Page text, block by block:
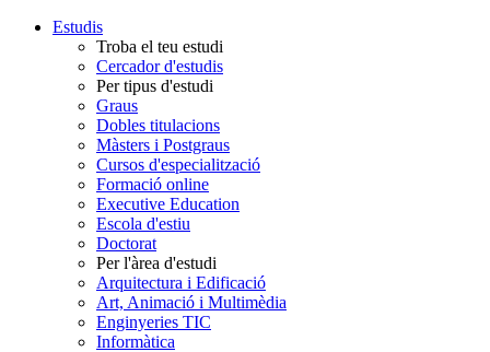
Estudis
Troba el teu estudi
Cercador d'estudis
Per tipus d'estudi
Graus
Dobles titulacions
Màsters i Postgraus
Cursos d'especialització
Formació online
Executive Education
Escola d'estiu
Doctorat
Per l'àrea d'estudi
Arquitectura i Edificació
Art, Animació i Multimèdia
Enginyeries TIC
Informàtica